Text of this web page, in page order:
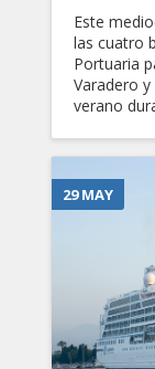
Este
las cuatro
Portuaria
Varadero
verano
29 MAY